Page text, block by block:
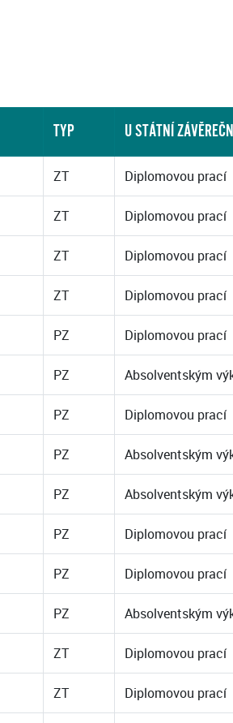
TYP U STÁTNÍ
ZT Diplomovou prací
ZT Diplomovou prací
ZT Diplomovou prací
ZT Diplomovou prací
PZ Diplomovou prací
PZ Absolventským
PZ Diplomovou prací
PZ Absolventským
PZ Absolventským
PZ Diplomovou prací
PZ Diplomovou prací
PZ Absolventským
ZT Diplomovou prací
ZT Diplomovou prací